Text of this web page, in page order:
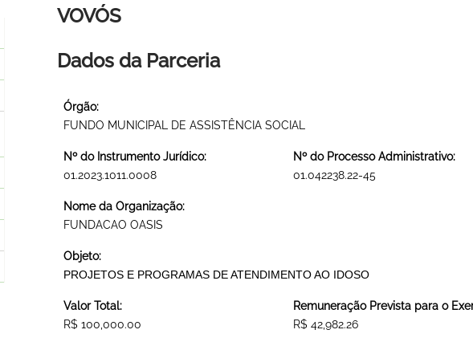
VOVÓS
Dados da Parceria
Órgão:
FUNDO MUNICIPAL DE ASSISTÊNCIA SOCIAL
Nº do Instrumento Jurídico:
01.2023.1011.0008
Nº do Processo Administrativo:
01.042238.22-45
Nome da Organização:
FUNDACAO OASIS
Objeto:
PROJETOS E PROGRAMAS DE ATENDIMENTO AO IDOSO
Valor Total:
R$ 100,000.00
Remuneração Prevista para o
R$ 42,982.26